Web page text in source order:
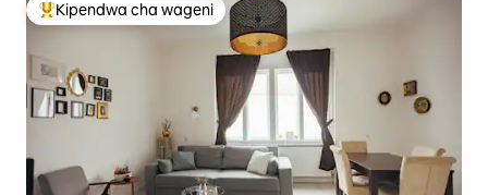
Kipendwa maarufu cha wageni
Kipendwa cha wageni